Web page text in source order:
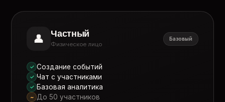
👤 Частный
Физическое лицо
Базовый
✓ Создание событий
✓ Чат с участниками
✓ Базовая аналитика
~ До 50 участников